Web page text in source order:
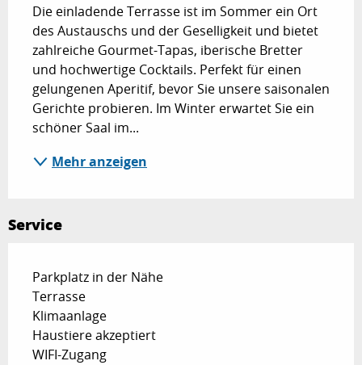
Die einladende Terrasse ist im Sommer ein Ort
des Austauschs und der Geselligkeit und bietet
zahlreiche Gourmet-Tapas, iberische Bretter
und hochwertige Cocktails. Perfekt für einen
gelungenen Aperitif, bevor Sie unsere saisonalen
Gerichte probieren. Im Winter erwartet Sie ein
schöner Saal im...
Mehr anzeigen
Service
Parkplatz in der Nähe
Terrasse
Klimaanlage
Haustiere akzeptiert
WIFI-Zugang